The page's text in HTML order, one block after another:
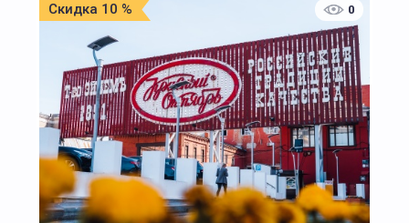
Скидка 10 % 0